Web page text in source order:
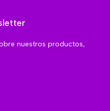
nuestros productos,